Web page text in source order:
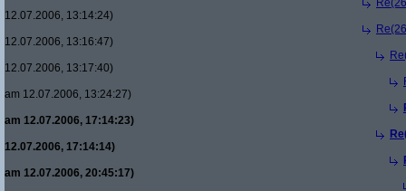
12.07.2006, 13:14:24)
12.07.2006, 13:16:47)
12.07.2006, 13:17:40)
am 12.07.2006, 13:24:27)
am 12.07.2006, 17:14:23)
12.07.2006, 17:14:14)
am 12.07.2006, 20:45:17)